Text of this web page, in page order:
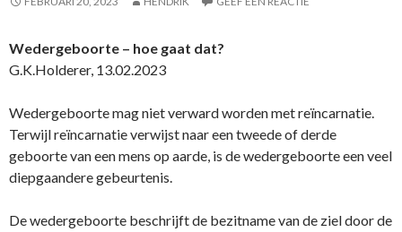
Wedergeboorte – hoe gaat dat?
G.K.Holderer, 13.02.2023
Wedergeboorte mag niet verward worden met reïncarnatie.
Terwijl reïncarnatie verwijst naar een tweede of derde
geboorte van een mens op aarde, is de wedergeboorte een veel
diepgaandere gebeurtenis.
De wedergeboorte beschrijft de bezitname van de ziel door de